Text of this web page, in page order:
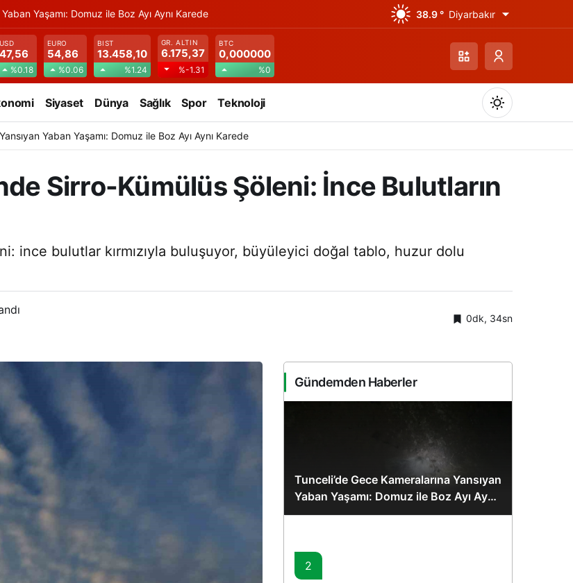
Yaşamı: Domuz ile Boz Ayı Aynı Karede 38.9 ° Diyarbakır
USD
47,56
%0.18
EURO
54,86
%0.06
BIST
13.458,10
%1.24
GR. ALTIN
6.175,37
%-1.31
BTC
0,000000
%0
Siyaset Dünya Sağlık Spor Teknoloji
Yaban Yaşamı: Domuz ile Boz Ayı Aynı Karede
Sirro-Kümülüs Şöleni: İnce Bulutların
ince bulutlar kırmızıyla buluşuyor, büyüleyici doğal tablo, huzur dolu
0dk, 34sn
Gündemden Haberler
Tunceli’de Gece Kameralarına Yansıyan
Yaban Yaşamı: Domuz ile Boz Ayı Aynı
Karede
2